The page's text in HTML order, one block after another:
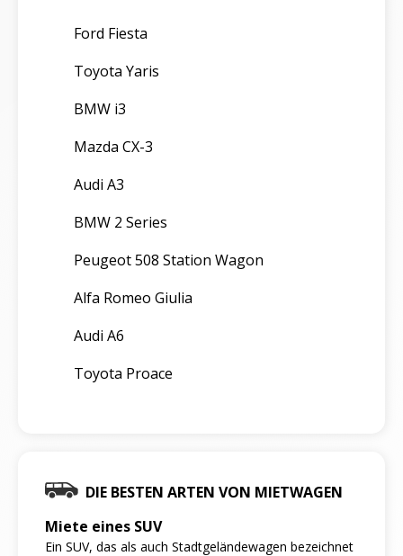
Ford Fiesta
Toyota Yaris
BMW i3
Mazda CX-3
Audi A3
BMW 2 Series
Peugeot 508 Station Wagon
Alfa Romeo Giulia
Audi A6
Toyota Proace
DIE BESTEN ARTEN VON MIETWAGEN
Miete eines SUV
Ein SUV, das als auch Stadtgeländewagen bezeichnet